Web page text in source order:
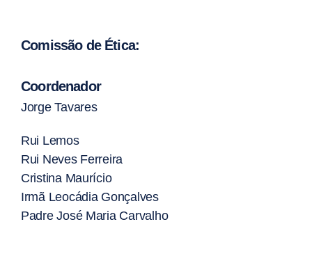
Comissão de Ética:
Coordenador
Jorge Tavares
Rui Lemos
Rui Neves Ferreira
Cristina Maurício
Irmã Leocádia Gonçalves
Padre José Maria Carvalho